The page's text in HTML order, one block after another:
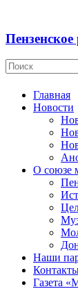
Главная
Новости
О союзе
Наши
Газета